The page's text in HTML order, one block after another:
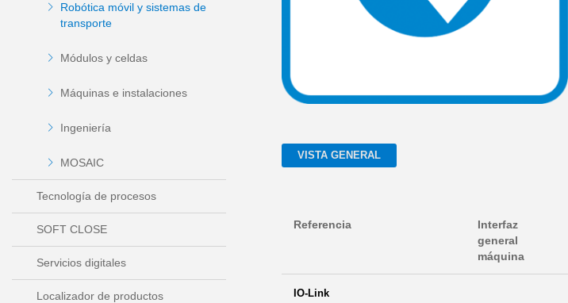
Robótica móvil y sistemas de
transporte
Módulos y celdas
Máquinas e instalaciones
Ingeniería
MOSAIC
Tecnología de procesos
SOFT CLOSE
Servicios digitales
Localizador de productos
VISTA GENERAL
Referencia
Interfaz
general
máquina
IO-Link